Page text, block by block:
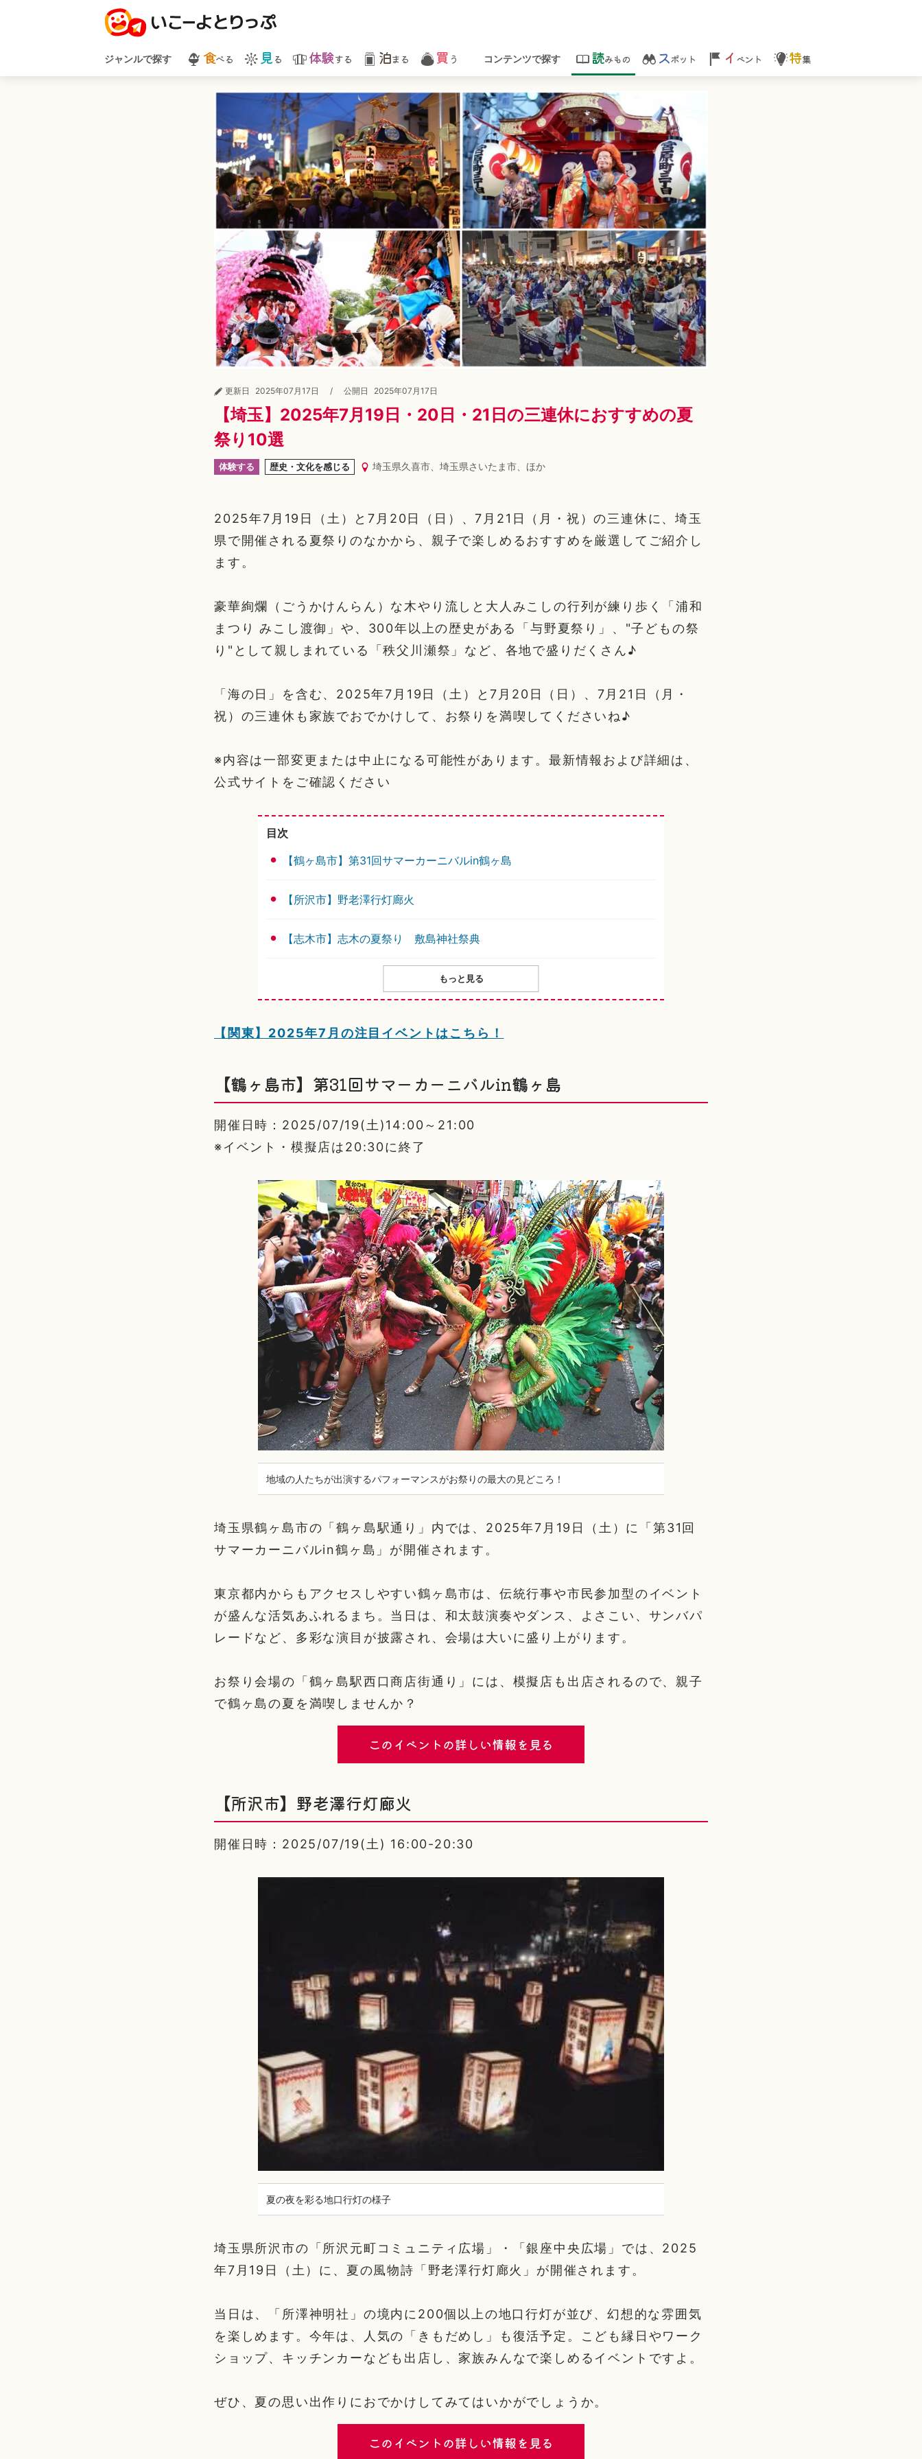
ジャンルで探す 食べる 見 る 体験する 泊まる 買 う コンテンツで探す 読みもの スポット イ ベント 特集
更新日 2025年07月17日 / 公開日 2025年07月17日
【埼玉】2025年7月19日・20日・21日の三連休におすすめの夏
祭り10選
体験する 歴史・文化を感じる 埼玉県久喜市、埼玉県さいたま市、ほか
2025年7月19日（土）と7月20日（日）、7月21日（月・祝）の三連休に、埼玉
県で開催される夏祭りのなかから、親子で楽しめるおすすめを厳選してご紹介し
ます。
豪華絢爛（ごうかけんらん）な木やり流しと大人みこしの行列が練り歩く「浦和
まつり みこし渡御」や、300年以上の歴史がある「与野夏祭り」、"子どもの祭
り"として親しまれている「秩父川瀬祭」など、各地で盛りだくさん♪
「海の日」を含む、2025年7月19日（土）と7月20日（日）、7月21日（月・
祝）の三連休も家族でおでかけして、お祭りを満喫してくださいね♪
※内容は一部変更または中止になる可能性があります。最新情報および詳細は、
公式サイトをご確認ください
目次
【鶴ヶ島市】第31回サマーカーニバルin鶴ヶ島
【所沢市】野老澤行灯廊火
【志木市】志木の夏祭り 敷島神社祭典
もっと見る
【関東】2025年7月の注目イベントはこちら！
【鶴ヶ島市】第31回サマーカーニバルin鶴ヶ島
開催日時：2025/07/19(土)14:00～21:00
※イベント・模擬店は20:30に終了
地域の人たちが出演するパフォーマンスがお祭りの最大の見どころ！
埼玉県鶴ヶ島市の「鶴ヶ島駅通り」内では、2025年7月19日（土）に「第31回
サマーカーニバルin鶴ヶ島」が開催されます。
東京都内からもアクセスしやすい鶴ヶ島市は、伝統行事や市民参加型のイベント
が盛んな活気あふれるまち。当日は、和太鼓演奏やダンス、よさこい、サンバパ
レードなど、多彩な演目が披露され、会場は大いに盛り上がります。
お祭り会場の「鶴ヶ島駅西口商店街通り」には、模擬店も出店されるので、親子
で鶴ヶ島の夏を満喫しませんか？
このイベントの詳しい情報を見る
【所沢市】野老澤行灯廊火
開催日時：2025/07/19(土) 16:00-20:30
夏の夜を彩る地口行灯の様子
埼玉県所沢市の「所沢元町コミュニティ広場」・「銀座中央広場」では、2025
年7月19日（土）に、夏の風物詩「野老澤行灯廊火」が開催されます。
当日は、「所澤神明社」の境内に200個以上の地口行灯が並び、幻想的な雰囲気
を楽しめます。今年は、人気の「きもだめし」も復活予定。こども縁日やワーク
ショップ、キッチンカーなども出店し、家族みんなで楽しめるイベントですよ。
ぜひ、夏の思い出作りにおでかけしてみてはいかがでしょうか。
このイベントの詳しい情報を見る